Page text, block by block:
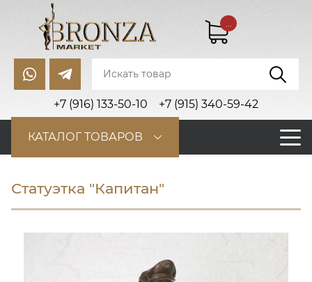
+7 (916) 133-50-10 +7 (915) 340-59-42
...
КАТАЛОГ ТОВАРОВ
Статуэтка "Капитан"